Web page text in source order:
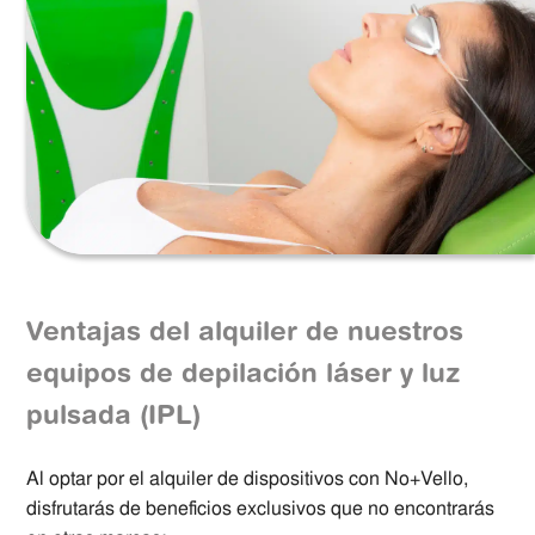
Ventajas del alquiler de nuestros
equipos de depilación láser y luz
pulsada (IPL)
Al optar por el alquiler de dispositivos con No+Vello,
disfrutarás de beneficios exclusivos que no encontrarás